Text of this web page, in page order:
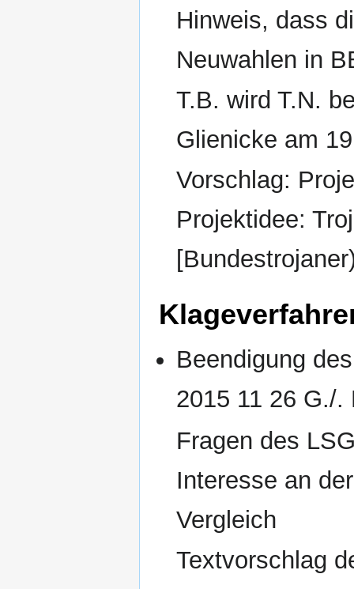
Hinweis, dass
Neuwahlen in
T.B. wird T.N.
Glienicke am
Vorschlag:
Projektidee:
Beendigung
2015 11 26 G./
Fragen des
Interesse an
Vergleich
Textvorschlag